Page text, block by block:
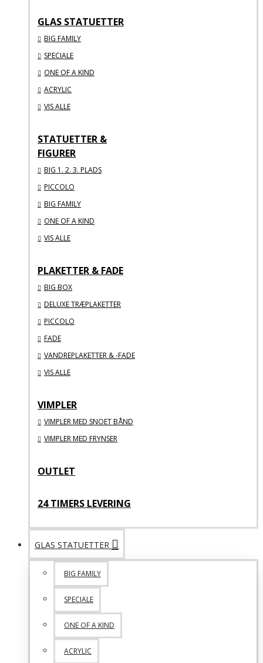
GLAS STATUETTER
BIG FAMILY
SPECIALE
ONE OF A KIND
ACRYLIC
VIS ALLE
STATUETTER &
FIGURER
BIG 1. 2. 3. PLADS
PICCOLO
BIG FAMILY
ONE OF A KIND
VIS ALLE
PLAKETTER & FADE
BIG BOX
DELUXE TRÆPLAKETTER
PICCOLO
FADE
VANDREPLAKETTER & -FADE
VIS ALLE
VIMPLER
VIMPLER MED SNOET BÅND
VIMPLER MED FRYNSER
OUTLET
24 TIMERS LEVERING
GLAS STATUETTER
BIG FAMILY
SPECIALE
ONE OF A KIND
ACRYLIC